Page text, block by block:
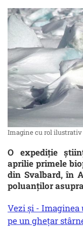
Imagine cu rol ilustrativ
O expediţie
aprilie primele
din Svalbard, în
poluanţilor
Vezi și -
pe un ghețar